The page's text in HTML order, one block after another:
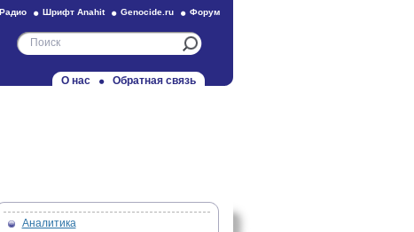
Радио Шрифт Anahit Genocide.ru Форум
О нас Обратная связь
Аналитика